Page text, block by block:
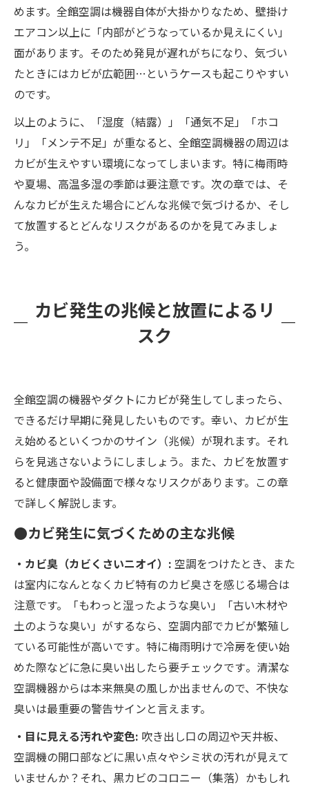
めます。全館空調は機器自体が大掛かりなため、壁掛け
エアコン以上に「内部がどうなっているか見えにくい」
面があります。そのため発見が遅れがちになり、気づい
たときにはカビが広範囲…というケースも起こりやすい
のです。
以上のように、「湿度（結露）」「通気不足」「ホコ
リ」「メンテ不足」が重なると、全館空調機器の周辺は
カビが生えやすい環境になってしまいます。特に梅雨時
や夏場、高温多湿の季節は要注意です。次の章では、そ
んなカビが生えた場合にどんな兆候で気づけるか、そし
て放置するとどんなリスクがあるのかを見てみましょ
う。
カビ発生の兆候と放置によるリ
スク
全館空調の機器やダクトにカビが発生してしまったら、
できるだけ早期に発見したいものです。幸い、カビが生
え始めるといくつかのサイン（兆候）が現れます。それ
らを見逃さないようにしましょう。また、カビを放置す
ると健康面や設備面で様々なリスクがあります。この章
で詳しく解説します。
●カビ発生に気づくための主な兆候
・カビ臭（カビくさいニオイ）: 空調をつけたとき、また
は室内になんとなくカビ特有のカビ臭さを感じる場合は
注意です。「もわっと湿ったような臭い」「古い木材や
土のような臭い」がするなら、空調内部でカビが繁殖し
ている可能性が高いです​。特に梅雨明けで冷房を使い始
めた際などに急に臭い出したら要チェックです​。清潔な
空調機器からは本来無臭の風しか出ませんので、不快な
臭いは最重要の警告サインと言えます。
・目に見える汚れや変色: 吹き出し口の周辺や天井板、
空調機の開口部などに黒い点々やシミ状の汚れが見えて
いませんか？それ、黒カビのコロニー（集落）かもしれ